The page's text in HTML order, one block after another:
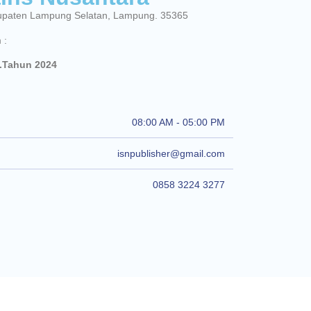
Lampung Selatan, Lampung. 35365
:
2024
08:00 AM - 05:00 PM
isnpublisher@gmail.com
0858 3224 3277